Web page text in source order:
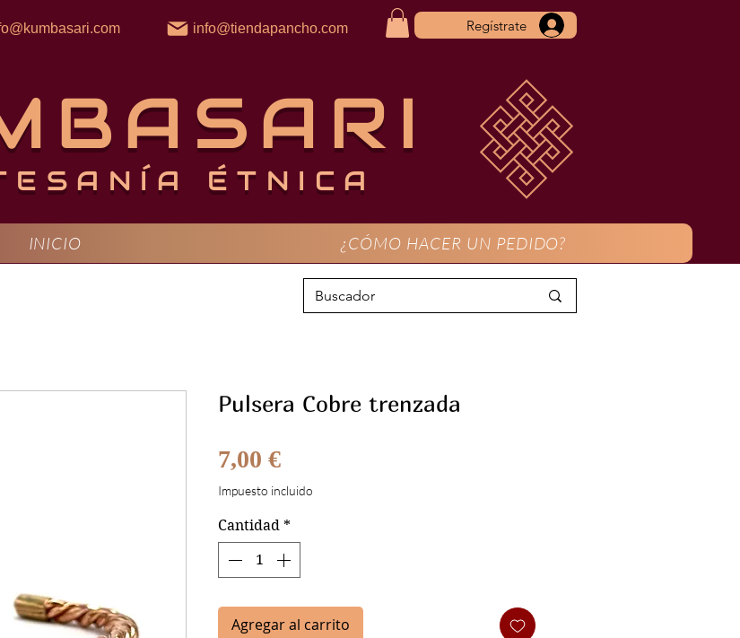
info@tiendapancho.com Regístrate
INICIO ¿CÓMO HACER UN PEDIDO?
ÉTNICA
Pulsera Cobre trenzada
7,00 €Precio
Impuesto incluido
Cantidad *
Agregar al carrito